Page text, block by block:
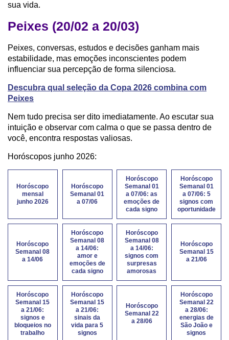
sua vida.
Peixes (20/02 a 20/03)
Peixes, conversas, estudos e decisões ganham mais
estabilidade, mas emoções inconscientes podem
influenciar sua percepção de forma silenciosa.
Descubra qual seleção da Copa 2026 combina com
Peixes
Nem tudo precisa ser dito imediatamente. Ao escutar sua
intuição e observar com calma o que se passa dentro de
você, encontra respostas valiosas.
Horóscopos junho 2026:
Horóscopo
mensal
junho 2026
Horóscopo
Semanal 01
a 07/06
Horóscopo
Semanal 01
a 07/06: as
emoções de
cada signo
Horóscopo
Semanal 01
a 07/06: 5
signos com
oportunidade
Horóscopo
Semanal 08
a 14/06
Horóscopo
Semanal 08
a 14/06:
amor e
emoções de
cada signo
Horóscopo
Semanal 08
a 14/06:
signos com
surpresas
amorosas
Horóscopo
Semanal 15
a 21/06
Horóscopo
Semanal 15
a 21/06:
signos e
bloqueios no
trabalho
Horóscopo
Semanal 15
a 21/06:
sinais da
vida para 5
signos
Horóscopo
Semanal 22
a 28/06
Horóscopo
Semanal 22
a 28/06:
energias de
São João e
signos